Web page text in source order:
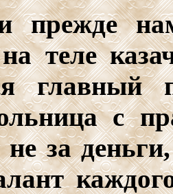
теле
главный
с
за